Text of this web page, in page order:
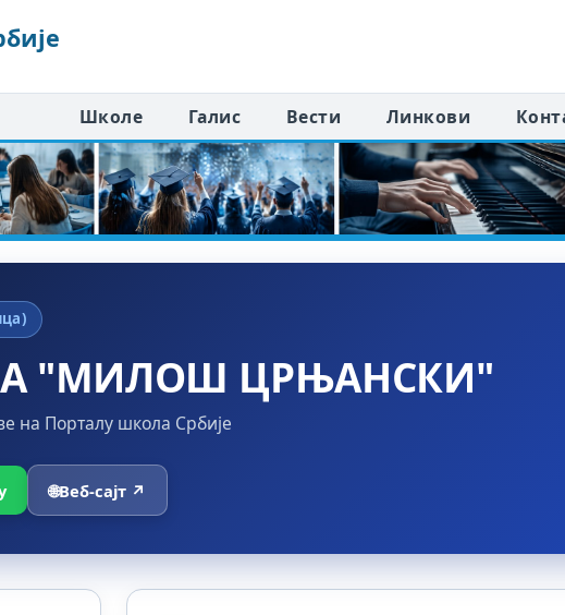
Школе Галис Вести Линкови
"МИЛОШ ЦРЊАНСКИ"
на Порталу школа Србије
🌐Веб-сајт ↗